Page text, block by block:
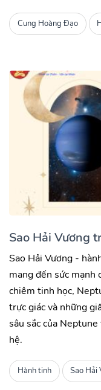
Cung Hoàng Đạo
Sao Hải Vương
Sao Hải Vương -
mang đến sức
chiêm tinh học,
trực giác và những
sâu sắc của
hệ.
Hành tinh Sao Hải